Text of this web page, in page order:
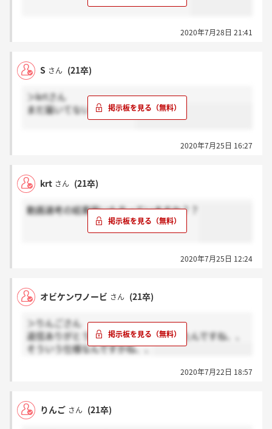
2020年7月28日 21:41
S さん (21卒)
＞krtさん
まだ届いてないです。。！
2020年7月25日 16:27
krt さん (21卒)
動画選考の結果届いた方っていますか？？
2020年7月25日 12:24
オビケンワノービ さん (21卒)
＞りんごさん
返信ありがとうございます！そうだったんですね、、
そういう仕様なんですかね、、
2020年7月22日 18:57
りんご さん (21卒)